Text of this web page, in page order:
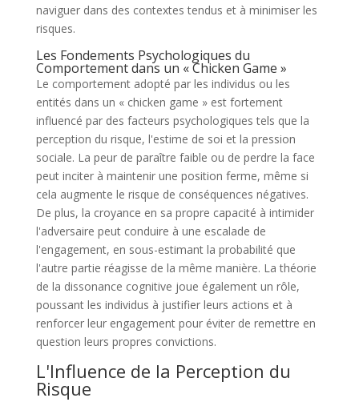
naviguer dans des contextes tendus et à minimiser les
risques.
Les Fondements Psychologiques du
Comportement dans un « Chicken Game »
Le comportement adopté par les individus ou les
entités dans un « chicken game » est fortement
influencé par des facteurs psychologiques tels que la
perception du risque, l'estime de soi et la pression
sociale. La peur de paraître faible ou de perdre la face
peut inciter à maintenir une position ferme, même si
cela augmente le risque de conséquences négatives.
De plus, la croyance en sa propre capacité à intimider
l'adversaire peut conduire à une escalade de
l'engagement, en sous-estimant la probabilité que
l'autre partie réagisse de la même manière. La théorie
de la dissonance cognitive joue également un rôle,
poussant les individus à justifier leurs actions et à
renforcer leur engagement pour éviter de remettre en
question leurs propres convictions.
L'Influence de la Perception du
Risque